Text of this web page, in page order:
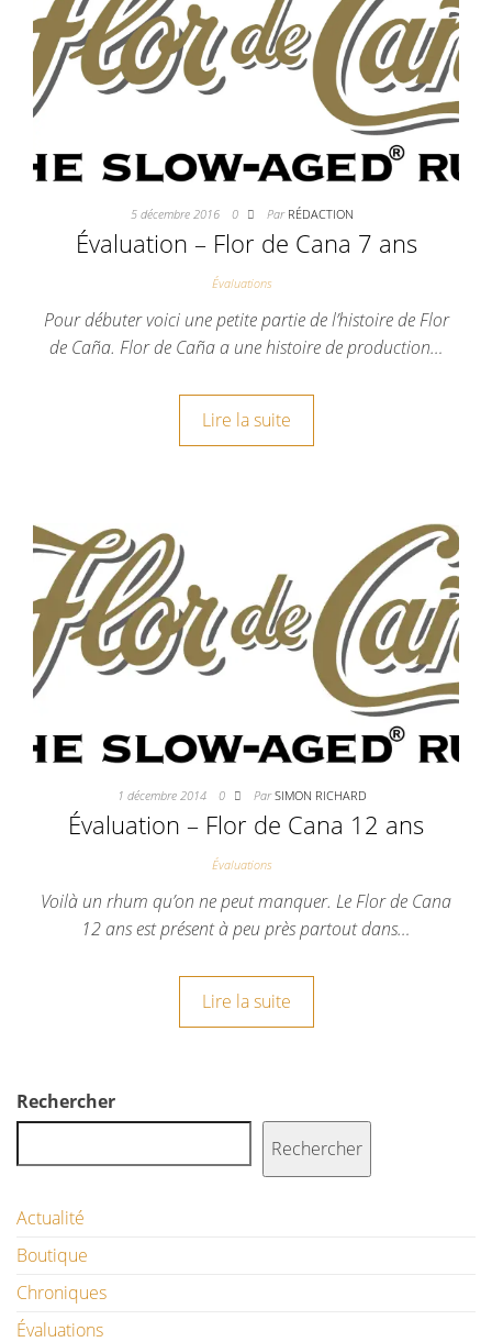
5 décembre 2016 0 Par RÉDACTION
Évaluation – Flor de Cana 7 ans
Évaluations
Pour débuter voici une petite partie de l’histoire de Flor
de Caña. Flor de Caña a une histoire de production…
Lire la suite
1 décembre 2014 0 ParSIMON RICHARD
Évaluation – Flor de Cana 12 ans
Évaluations
Voilà un rhum qu’on ne peut manquer. Le Flor de Cana
12 ans est présent à peu près partout dans…
Lire la suite
Rechercher
Rechercher
Actualité
Boutique
Chroniques
Évaluations